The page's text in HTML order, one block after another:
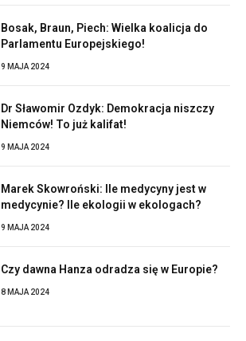
Bosak, Braun, Piech: Wielka koalicja do
Parlamentu Europejskiego!
9 MAJA 2024
Dr Sławomir Ozdyk: Demokracja niszczy
Niemców! To już kalifat!
9 MAJA 2024
Marek Skowroński: Ile medycyny jest w
medycynie? Ile ekologii w ekologach?
9 MAJA 2024
Czy dawna Hanza odradza się w Europie?
8 MAJA 2024